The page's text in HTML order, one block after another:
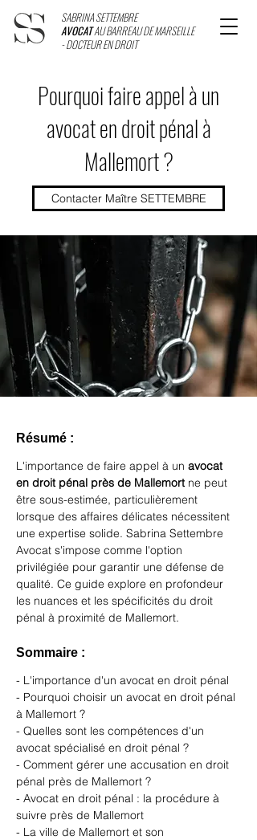
SABRINA SETTEMBRE
AVOCATAU BARREAU DE MARSEILLE
- DOCTEUR EN DROIT
Pourquoi faire appel à un
avocat en droit pénal à
Mallemort ?
Contacter Maître SETTEMBRE
Résumé :
L'importance de faire appel à un avocat
en droit pénal près de Mallemort ne peut
être sous-estimée, particulièrement
lorsque des affaires délicates nécessitent
une expertise solide. Sabrina Settembre
Avocat s'impose comme l'option
privilégiée pour garantir une défense de
qualité. Ce guide explore en profondeur
les nuances et les spécificités du droit
pénal à proximité de Mallemort.
Sommaire :
- L'importance d'un avocat en droit pénal
- Pourquoi choisir un avocat en droit pénal
à Mallemort ?
- Quelles sont les compétences d'un
avocat spécialisé en droit pénal ?
- Comment gérer une accusation en droit
pénal près de Mallemort ?
- Avocat en droit pénal : la procédure à
suivre près de Mallemort
- La ville de Mallemort et son